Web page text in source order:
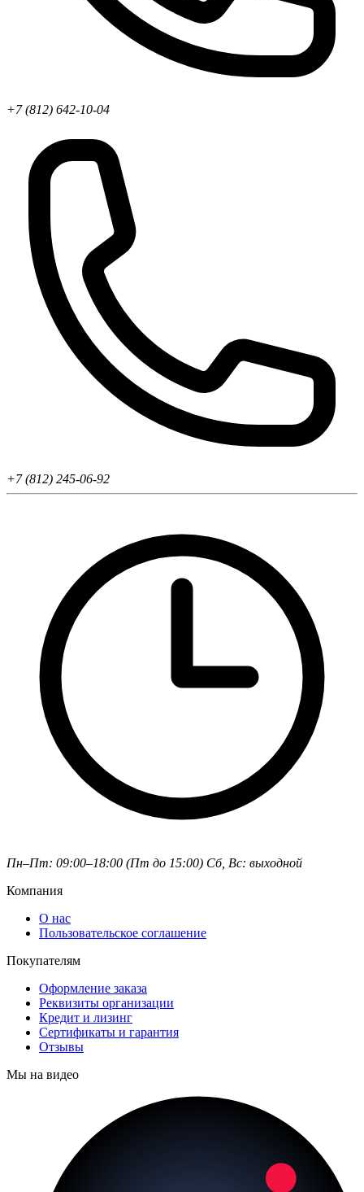
+7 (812) 642-10-04
+7 (812) 245-06-92
Пн–Пт: 09:00–18:00 (Пт до 15:00) Сб, Вс: выходной
Компания
О нас
Пользовательское соглашение
Покупателям
Оформление заказа
Реквизиты организации
Кредит и лизинг
Сертификаты и гарантия
Отзывы
Мы на видео